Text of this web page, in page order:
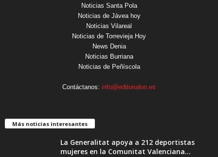
Noticias Santa Pola
Noticias de Jávea hoy
Noticias Vilareal
Noticias de Torrevieja Hoy
News Denia
Noticias Burriana
Noticias de Peñíscola
Contáctanos: info@editorialon.es
Más noticias interesantes
La Generalitat apoya a 212 deportistas
mujeres en la Comunitat Valenciana...